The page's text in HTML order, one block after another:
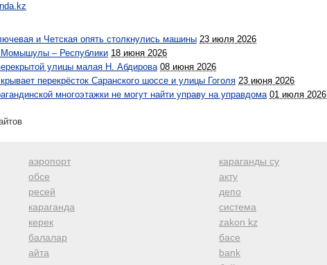
и Четская опять столкнулись машины 23 июля 2026
Момышулы – Республики 18 июня 2026
улицы малая Н. Абдирова 08 июня 2026
перекрёсток Саранского шоссе и улицы Гоголя 23 июня 2026
многоэтажки не могут найти управу на управдома 01 июля 2026
аэропорт
обсе
ресей
караганда
керек
балалар
айта
караганды су
акту
депо
система
zakon kz
басе
bank